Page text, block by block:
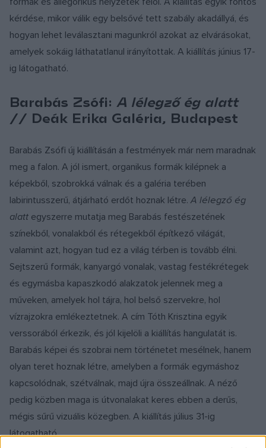
kérdése, mikor válik egy belsővé tett szabály akadállyá, és
hogyan lehet leválasztani magunkról azokat az elvárásokat,
amelyek sokáig láthatatlanul irányítottak. A kiállítás június 17-
ig látogatható.
Barabás Zsófi: A lélegző ég alatt
// Deák Erika Galéria, Budapest
Barabás Zsófi új kiállításán a festmények már nem maradnak
meg a falon. A jól ismert, organikus formák kilépnek a
képekből, szobrokká válnak és a galéria terében
labirintusszerű, átjárható erdőt hoznak létre.A lélegző ég
alatt egyszerre mutatja meg Barabás festészetének
színekből, vonalakból és rétegekből építkező világát,
valamint azt, hogyan tud ez a világ térben is tovább élni.
Sejtszerű formák, kanyargó vonalak, vastag festékrétegek
és egymásba kapaszkodó alakzatok jelennek meg a
műveken, amelyek hol tájra, hol belső szervekre, hol
vízrajzokra emlékeztetnek. A cím Tóth Krisztina egyik
verssorából érkezik, és jól kijelöli a kiállítás hangulatát is.
Barabás képei és szobrai nem történetet mesélnek, hanem
olyan teret hoznak létre, amelyben a formák egymáshoz
kapcsolódnak, szétválnak, majd újra összeállnak. A néző
pedig közben maga is útvonalakat keres ebben a derűs,
mégis sűrű vizuális közegben. A kiállítás július 31-ig
látogatható.